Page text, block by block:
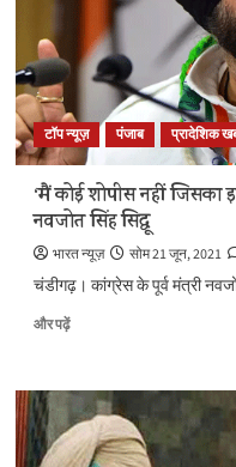
जमकर
लगाई
के
बारे
में
और
पढ़ें
टॉप न्यूज़ पंजाब प्रादेशिक
‘मैं कोई शोपीस नहीं
नवजोत सिंह सिद्धू
भारत न्यूज़ सोम 21 जून, 2021
चंडीगढ़। कांग्रेस के पूर्व मंत्री
और पढ़ें‘मैं
नहीं
जिसका
इस्तेमाल
चुनाव